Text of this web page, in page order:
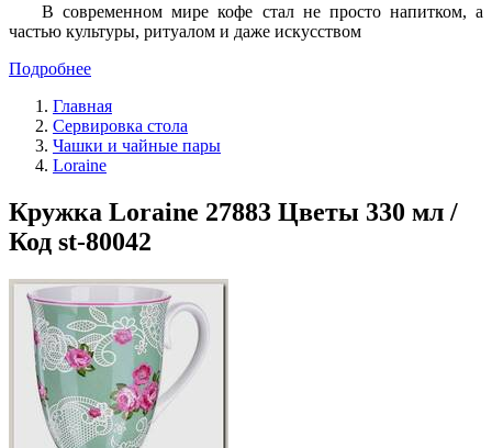
В современном мире кофе стал не просто напитком, а
частью культуры, ритуалом и даже искусством
Подробнее
Главная
Сервировка стола
Чашки и чайные пары
Loraine
Кружка Loraine 27883 Цветы 330 мл /
Код st-80042